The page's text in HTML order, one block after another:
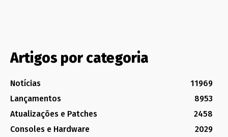
Artigos por categoria
Notícias
11969
Lançamentos
8953
Atualizações e Patches
2458
Consoles e Hardware
2029